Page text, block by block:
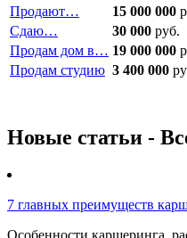
Продают…
15 000 000
Сдаю…
30 000 руб.
Продам дом в… 19 000 000
Продам студию 3 400 000
Новые статьи -
7 главных преимуществ